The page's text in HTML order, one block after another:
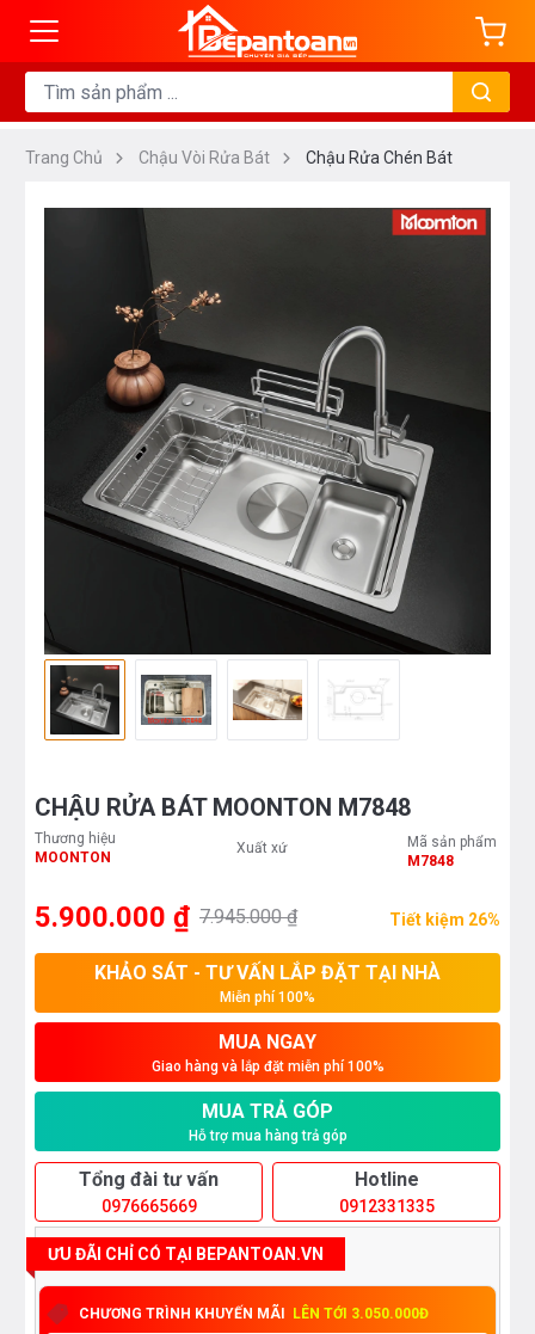
Trang Chủ Chậu Vòi Rửa Bát Chậu Rửa Chén Bát
CHẬU RỬA BÁT MOONTON M7848
Thương hiệu
MOONTON
Xuất xứ
Mã sản phẩm
M7848
5.900.000 ₫ 7.945.000 ₫ Tiết kiệm 26%
KHẢO SÁT - TƯ VẤN LẮP ĐẶT TẠI NHÀ
Miễn phí 100%
MUA NGAY
Giao hàng và lắp đặt miễn phí 100%
MUA TRẢ GÓP
Hỗ trợ mua hàng trả góp
Tổng đài tư vấn
0976665669
Hotline
0912331335
ƯU ĐÃI CHỈ CÓ TẠI BEPANTOAN.VN
CHƯƠNG TRÌNH KHUYẾN MÃI LÊN TỚI 3.050.000Đ